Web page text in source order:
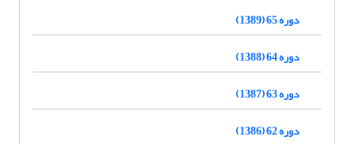
دوره 65 (1389)
دوره 64 (1388)
دوره 63 (1387)
دوره 62 (1386)